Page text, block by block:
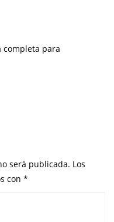
completa para
será publicada. Los
con *